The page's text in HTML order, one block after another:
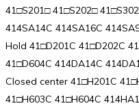
41□S201□ 41□S202□
414SA14C 414SA16C
Hold 41□D201C 41□D202C
41□D604C 414DA14C
Closed center 41□H201C
41□H603C 41□H604C